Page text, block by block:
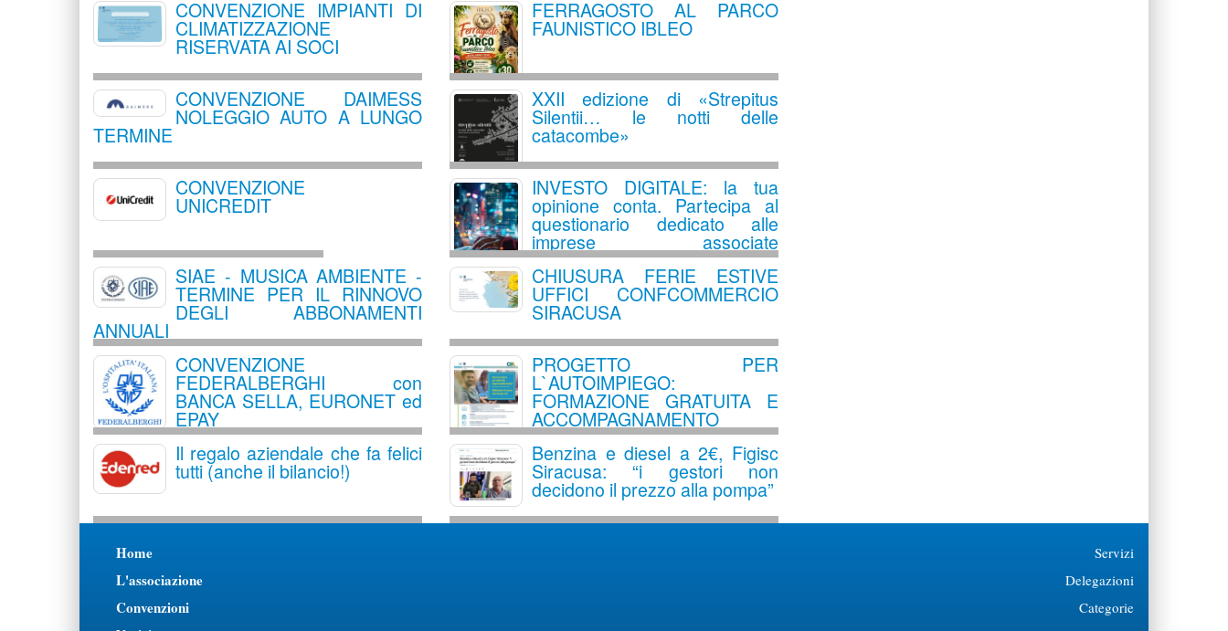
CONVENZIONE IMPIANTI DI
CLIMATIZZAZIONE
RISERVATA AI SOCI
CONVENZIONE DAIMESS
NOLEGGIO AUTO A LUNGO
TERMINE
CONVENZIONE
UNICREDIT
SIAE - MUSICA AMBIENTE -
TERMINE PER IL RINNOVO
DEGLI ABBONAMENTI
ANNUALI
CONVENZIONE
FEDERALBERGHI con
BANCA SELLA, EURONET ed
EPAY
Il regalo aziendale che fa felici
tutti (anche il bilancio!)
FERRAGOSTO AL PARCO
FAUNISTICO IBLEO
XXII edizione di «Strepitus
Silentii… le notti delle
catacombe»
INVESTO DIGITALE: la tua
opinione conta. Partecipa al
questionario dedicato alle
imprese associate
Confcommercio
CHIUSURA FERIE ESTIVE
UFFICI CONFCOMMERCIO
SIRACUSA
PROGETTO PER
L`AUTOIMPIEGO:
FORMAZIONE GRATUITA E
ACCOMPAGNAMENTO
ALL`AVVIO DI UN`ATTIVITA`
IMPRENDITORIALE
Benzina e diesel a 2€, Figisc
Siracusa: “i gestori non
decidono il prezzo alla pompa”
Home
L'associazione
Convenzioni
Servizi
Delegazioni
Categorie